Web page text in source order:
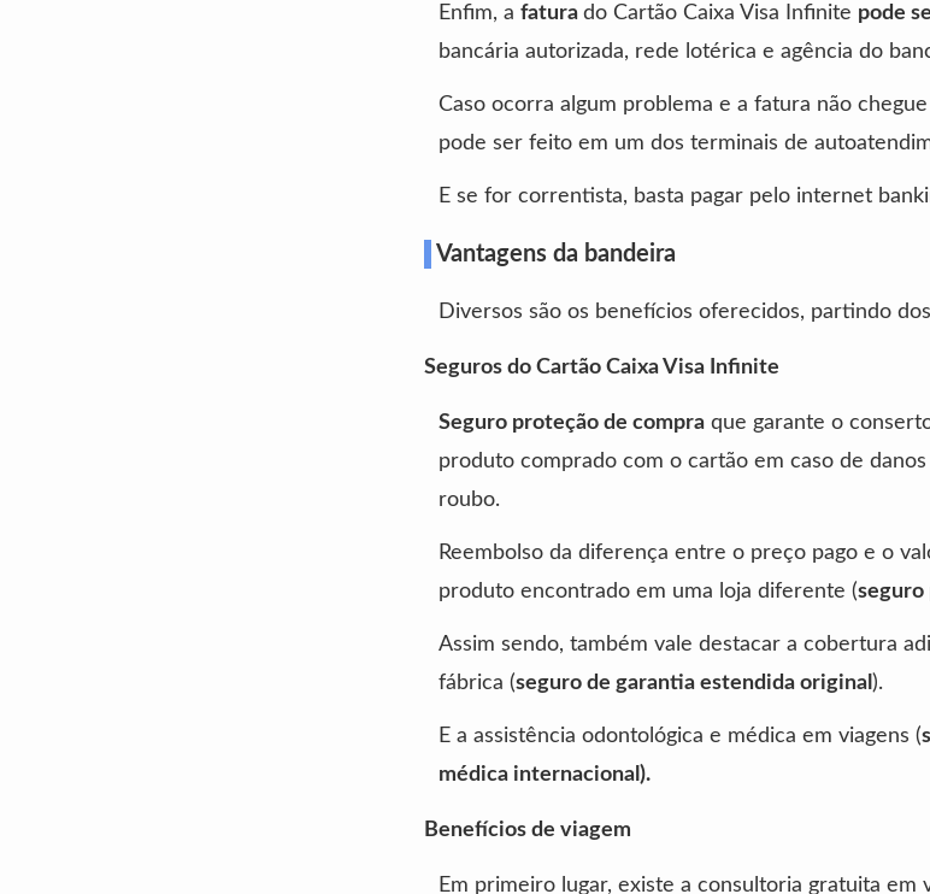
Enfim, a fatura do Cartão Caixa Visa Infinite pode
bancária autorizada, rede lotérica e agência do
Caso ocorra algum problema e a fatura não
pode ser feito em um dos terminais de
E se for correntista, basta pagar pelo internet
Vantagens da bandeira
Diversos são os benefícios oferecidos, partindo
Seguros do Cartão Caixa Visa Infinite
Seguro proteção de compra que garante o
produto comprado com o cartão em caso de
roubo.
Reembolso da diferença entre o preço pago e o
produto encontrado em uma loja diferente (seguro
Assim sendo, também vale destacar a cobertura
fábrica (seguro de garantia estendida original ).
E a assistência odontológica e médica em viagens (
médica internacional).
Benefícios de viagem
Em primeiro lugar, existe a consultoria gratuita em